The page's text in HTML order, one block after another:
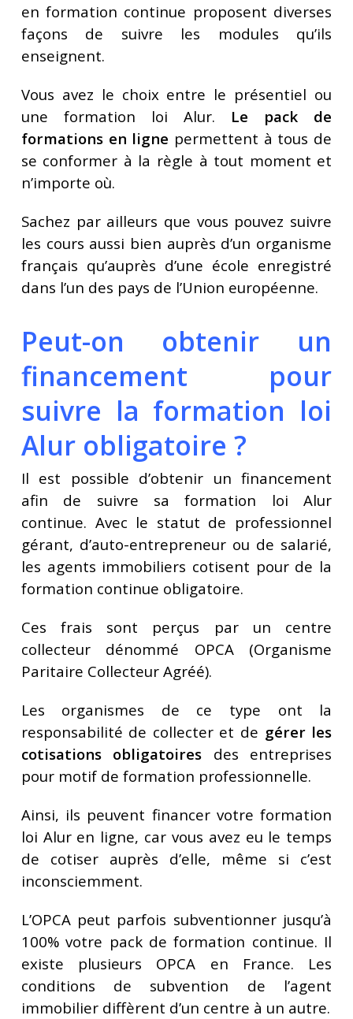
en formation continue proposent diverses
façons de suivre les modules qu’ils
enseignent.
Vous avez le choix entre le présentiel ou
une formation loi Alur. Le pack de
formations en ligne permettent à tous de
se conformer à la règle à tout moment et
n’importe où.
Sachez par ailleurs que vous pouvez suivre
les cours aussi bien auprès d’un organisme
français qu’auprès d’une école enregistré
dans l’un des pays de l’Union européenne.
Peut-on obtenir un
financement pour
suivre la formation loi
Alur obligatoire ?
Il est possible d’obtenir un financement
afin de suivre sa formation loi Alur
continue. Avec le statut de professionnel
gérant, d’auto-entrepreneur ou de salarié,
les agents immobiliers cotisent pour de la
formation continue obligatoire.
Ces frais sont perçus par un centre
collecteur dénommé OPCA (Organisme
Paritaire Collecteur Agréé).
Les organismes de ce type ont la
responsabilité de collecter et de gérer les
cotisations obligatoires des entreprises
pour motif de formation professionnelle.
Ainsi, ils peuvent financer votre formation
loi Alur en ligne, car vous avez eu le temps
de cotiser auprès d’elle, même si c’est
inconsciemment.
L’OPCA peut parfois subventionner jusqu’à
100% votre pack de formation continue. Il
existe plusieurs OPCA en France. Les
conditions de subvention de l’agent
immobilier diffèrent d’un centre à un autre.